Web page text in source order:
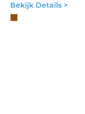
Bekijk Details >